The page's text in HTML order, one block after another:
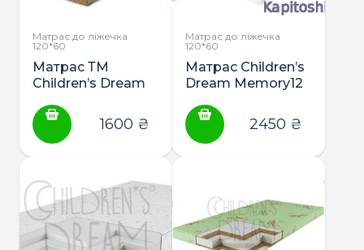
сторінці
Матрас до ліжечка
120*60
Матрас ТМ
Children’s Dream
1600 ₴
Матрас до ліжечка
120*60
Матрас Children’s
Dream Memory12
поролон-memory)
2450 ₴